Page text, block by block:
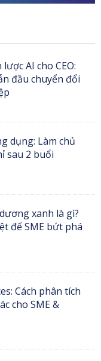
AI cho CEO:
đầu chuyển đổi
dụng: Làm chủ
sau 2 buổi
xanh là gì?
để SME bứt phá
Cách phân tích
cho SME &